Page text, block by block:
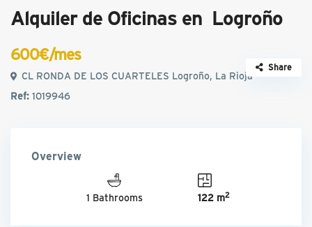
Alquiler de Oficinas en Logroño
600€/mes
CL RONDA DE LOS CUARTELES Logroño, La Rioja
Ref:1019946
Share
Overview
1 Bathrooms 122 m2